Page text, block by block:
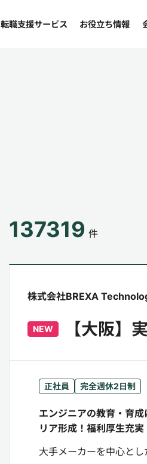
転職支援サービス お役立ち情報
137319 件
株式会社BREXA
NEW 【大阪】
正社員 完全週休2日制
エンジニアの教育・育
リア形成！福利厚生充実
大手メーカーを中心と